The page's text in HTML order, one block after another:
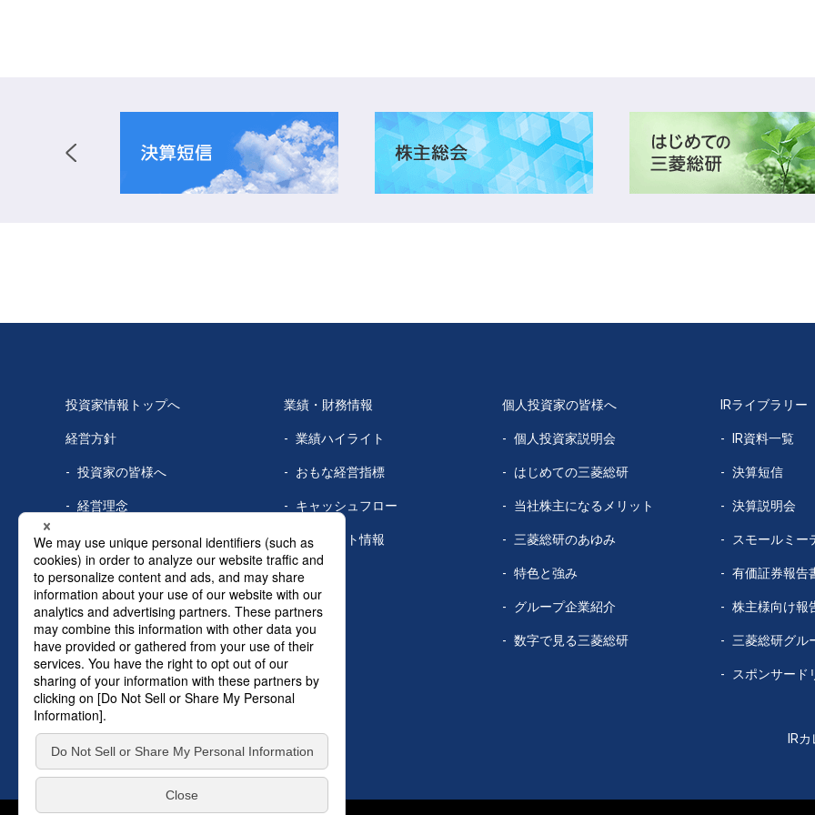
投資家情報トップへ
経営方針
投資家の皆様へ
経営理念
中期経営計画
事業等のリスク
コーポレートガバナンス
役員紹介
業績・財務情報
業績ハイライト
おもな経営指標
キャッシュフロー
セグメント情報
個人投資家の皆様へ
個人投資家説明会
はじめての三菱総研
当社株主になる メリット
三菱総研のあゆみ
特色と強み
グループ企業紹介
数字で見る三菱総研
IRライブラリー
IR資料一覧
決算短信
決算説明会
スモールミー
有価証券報告
株主様向け報
三菱総研グル
スポンサード
IR